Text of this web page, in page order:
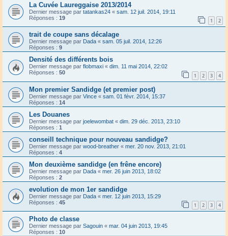
La Cuvée Laureggaise 2013/2014
Dernier message par tatankas24 « sam. 12 juil. 2014, 19:11
Réponses : 19 1 2
trait de coupe sans décalage
Dernier message par Dada « sam. 05 juil. 2014, 12:26
Réponses : 9
Densité des différents bois
Dernier message par flobmaxi « dim. 11 mai 2014, 22:02
Réponses : 50 1 2 3 4
Mon premier Sandidge (et premier post)
Dernier message par Vince « sam. 01 févr. 2014, 15:37
Réponses : 14
Les Douanes
Dernier message par joelewombat « dim. 29 déc. 2013, 23:10
Réponses : 1
conseill technique pour nouveau sandidge?
Dernier message par wood-breather « mer. 20 nov. 2013, 21:01
Réponses : 4
Mon deuxième sandidge (en frêne encore)
Dernier message par Dada « mer. 26 juin 2013, 18:02
Réponses : 2
evolution de mon 1er sandidge
Dernier message par Dada « mer. 12 juin 2013, 15:29
Réponses : 45 1 2 3 4
Photo de classe
Dernier message par Sagouin « mar. 04 juin 2013, 19:45
Réponses : 10